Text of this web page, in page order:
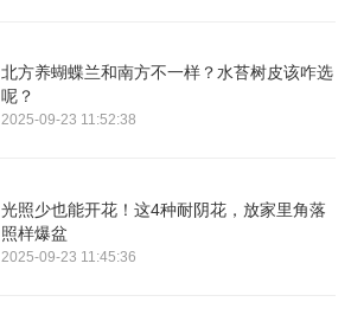
北方养蝴蝶兰和南方不一样？水苔树皮该咋选
呢？
2025-09-23 11:52:38
光照少也能开花！这4种耐阴花，放家里角落
照样爆盆
2025-09-23 11:45:36